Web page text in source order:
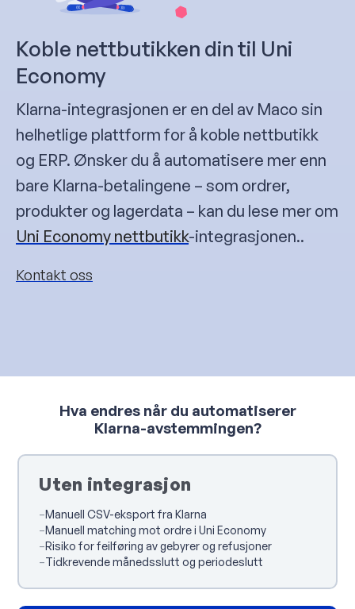
Koble nettbutikken din til Uni
Economy
Klarna-integrasjonen er en del av Maco sin
helhetlige plattform for å koble nettbutikk
og ERP. Ønsker du å automatisere mer enn
bare Klarna-betalingene – som ordrer,
produkter og lagerdata – kan du lese mer om
Uni Economy nettbutikk-integrasjonen..
Kontakt oss
Hva endres når du automatiserer
Klarna-avstemmingen?
Uten integrasjon
–Manuell CSV-eksport fra Klarna
–Manuell matching mot ordre i Uni Economy
–Risiko for feilføring av gebyrer og refusjoner
–Tidkrevende månedsslutt og periodeslutt